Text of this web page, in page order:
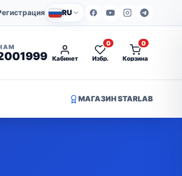
RU
Кабинет Избр.
0
Корзина
0
МАГАЗИН STARLAB